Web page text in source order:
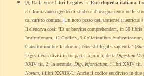
[9] Dalla voce Libri Legalesin‘Enciclopedia italiana
che formavano oggetto di studio e d'insegnamento nelle
del diritto comune. Un noto passo dell'Ostiense (Henricus
li elencava così: "Et ut breviter comprehendam, in 50 libris
Institutionum, 12 Codicis, 9 Collationibus Authenticorum,
Constitutionibus feudorum, consistit legalis sapientia" (
Digesti eran divisi in tre parti: la prima, detta Digestum
XXIV tit. 2; la seconda,
Dig. Infortiatum, i libri XXIV tit.
Novum, i libri XXXIX-L. Anche il codice era diviso in due